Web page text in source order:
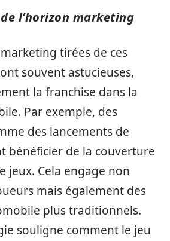
l’horizon marketing
tirées de ces
souvent astucieuses,
la franchise dans la
Par exemple, des
des lancements de
bénéficier de la couverture
jeux. Cela engage non
mais également des
plus traditionnels.
souligne comment le jeu